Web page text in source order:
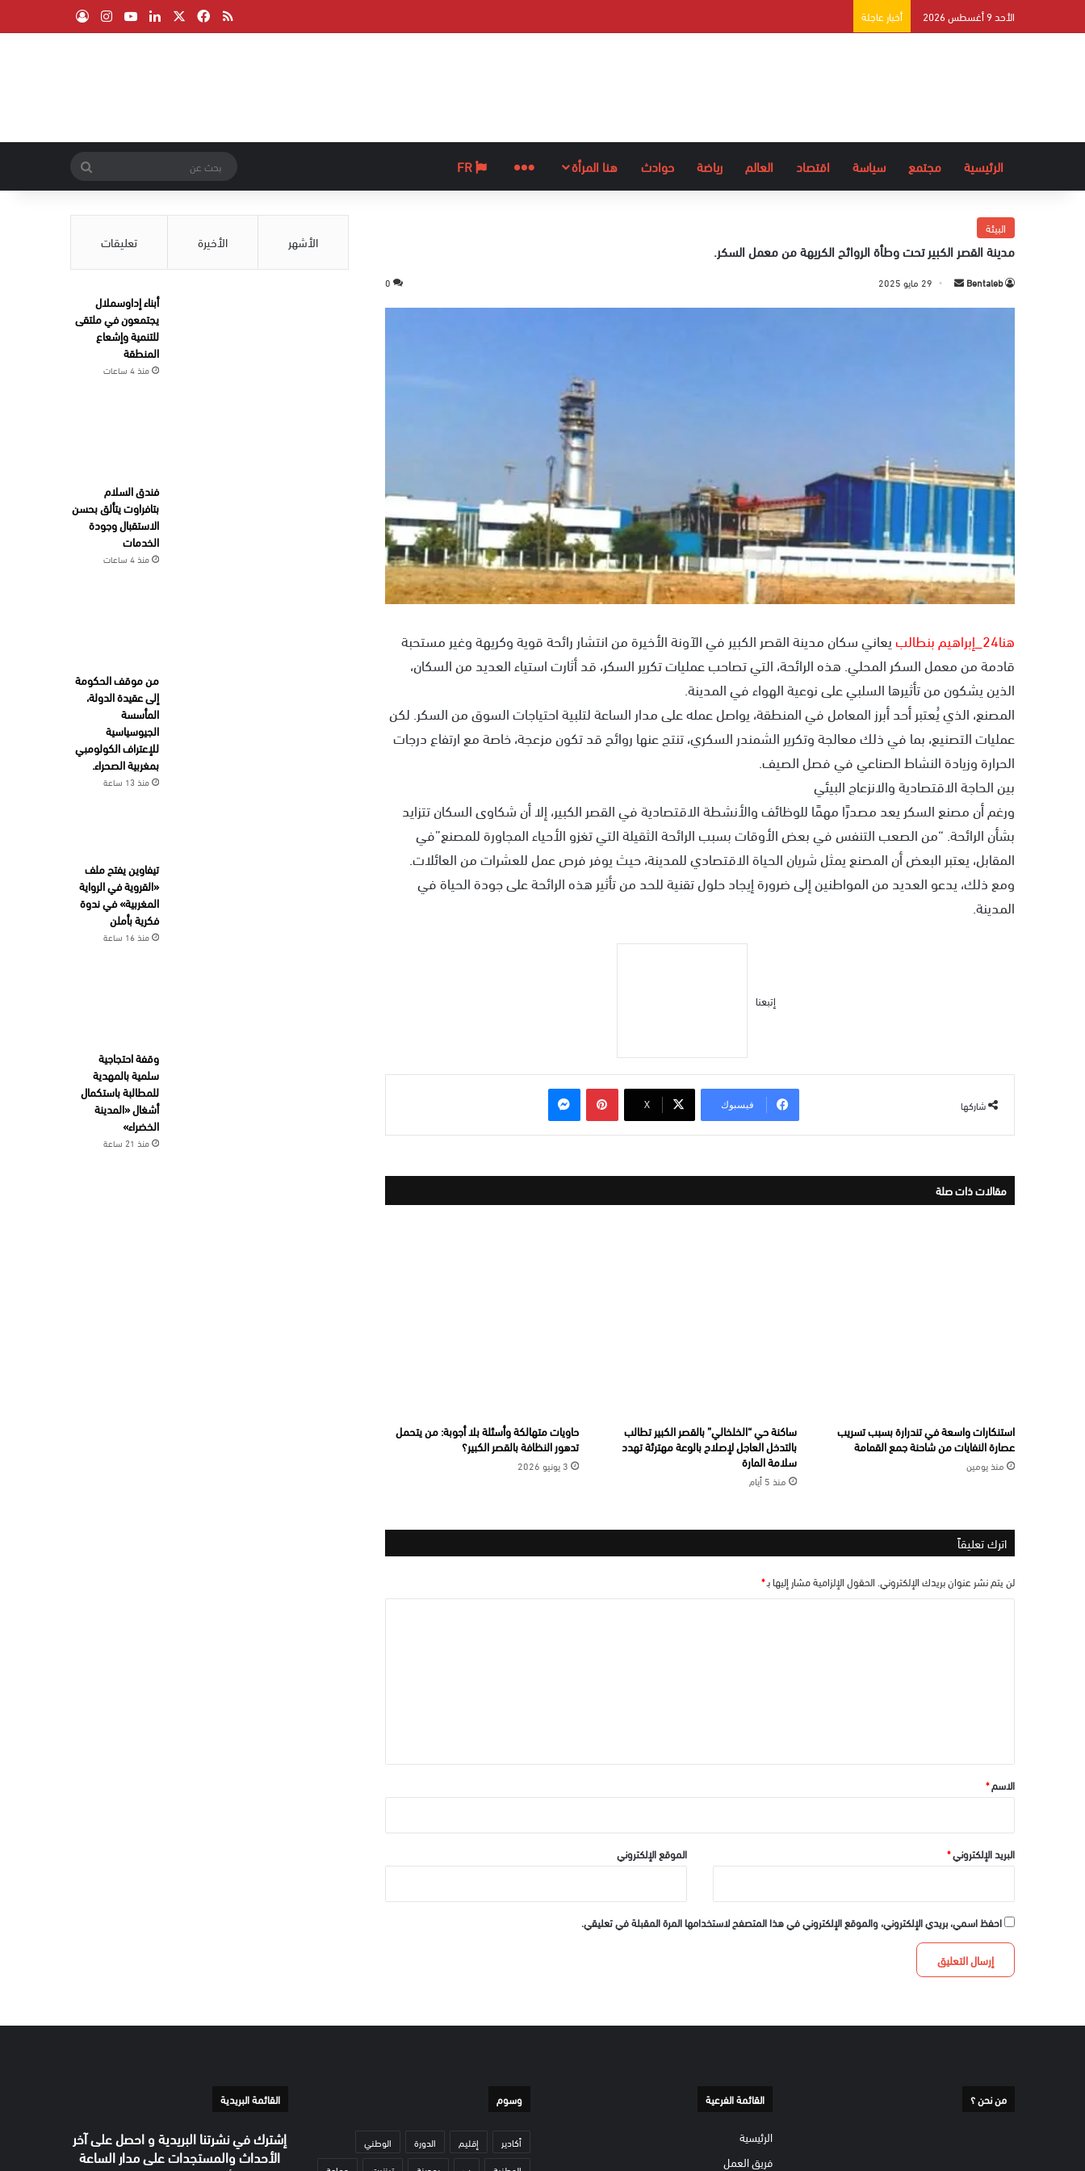
الأحد 9 أغسطس 2026 أخبار عاجلة ملخص الموقع RSS
فيسبوك لينكدإن ‫YouTube
انستقرام
الرئيسية مجتمع سياسة اقتصاد العالم رياضة حوادث هنا المرأة المزيد
عن
البيئة
مدينة القصر الكبير تحت وطأة الروائح الكريهة من معمل السكر.
Bentaleb
ل
ك
ر
و
ي
29 مايو 2025 0
هنا24_إبراهيم بنطالب
يعاني سكان مدينة القصر الكبير في الآونة الأخيرة من انتشار رائحة قوية وكريهة وغير مستحبة
قادمة من معمل السكر المحلي. هذه الرائحة، التي تصاحب عمليات تكرير السكر، قد أثارت استياء العديد من السكان،
الذين يشكون من تأثيرها السلبي على نوعية الهواء في المدينة.
المصنع، الذي يُعتبر أحد أبرز المعامل في المنطقة، يواصل عمله على مدار الساعة لتلبية احتياجات السوق من السكر. لكن
عمليات التصنيع، بما في ذلك معالجة وتكرير الشمندر السكري، تنتج عنها روائح قد تكون مزعجة، خاصة مع ارتفاع درجات
الحرارة وزيادة النشاط الصناعي في فصل الصيف.
بين الحاجة الاقتصادية والانزعاج البيئي
ورغم أن مصنع السكر يعد مصدرًا مهمًا للوظائف والأنشطة الاقتصادية في القصر الكبير، إلا أن شكاوى السكان تتزايد
بشأن الرائحة. “من الصعب التنفس في بعض الأوقات بسبب الرائحة الثقيلة التي تغزو الأحياء المجاورة للمصنع”في
المقابل، يعتبر البعض أن المصنع يمثل شريان الحياة الاقتصادي للمدينة، حيث يوفر فرص عمل للعشرات من العائلات.
ومع ذلك، يدعو العديد من المواطنين إلى ضرورة إيجاد حلول تقنية للحد من تأثير هذه الرائحة على جودة الحياة في
المدينة.
إتبعنا
شاركها فيسبوك ‫X
بينتيريست
مقالات ذات صلة
استنكارات واسعة في تندرارة بسبب تسريب
عصارة النفايات من شاحنة جمع القمامة
منذ يومين
ساكنة حي “الخلخالي” بالقصر الكبير تطالب
بالتدخل العاجل لإصلاح بالوعة مهترئة تهدد
سلامة المارة
منذ 5 أيام
حاويات متهالكة وأسئلة بلا أجوبة: من يتحمل
تدهور النظافة بالقصر الكبير؟
3 يونيو 2026
اترك تعليقاً
لن يتم نشر عنوان بريدك الإلكتروني. الحقول الإلزامية مشار إليها بـ*
*الاسم*
البريد الإلكتروني* الموقع الإلكتروني
احفظ اسمي، بريدي الإلكتروني، والموقع الإلكتروني في هذا المتصفح لاستخدامها المرة المقبلة في تعليقي.
الأشهر الأخيرة تعليقات
أبناء إداوسملال
يجتمعون في ملتقى
للتنمية وإشعاع
المنطقة
منذ 4 ساعات
فندق السلام
بتافراوت يتألق بحسن
الاستقبال وجودة
الخدمات
منذ 4 ساعات
من موقف الحكومة
إلى عقيدة الدولة،
المأسسة
الجيوسياسية
للإعتراف الكولومبي
بمغربية الصحراء.
منذ 13 ساعة
تيفاوين يفتح ملف
«القروية في الرواية
المغربية» في ندوة
فكرية بأملن
منذ 16 ساعة
وقفة احتجاجية
سلمية بالمهدية
للمطالبة باستكمال
أشغال «المدينة
الخضراء»
منذ 21 ساعة
من نحن ؟ القائمة الفرعية
الرئيسية
فريق العمل
وسوم
أكادير إقليم الدورة
الوطني
القائمة البريدية
إشترك في نشرتنا البريدية و احصل على آخر
الأحداث والمستجدات على مدار الساعة